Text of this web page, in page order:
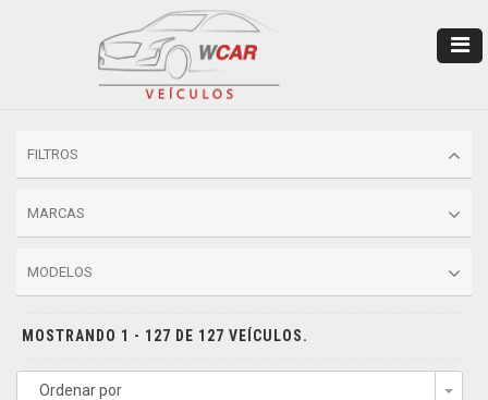
FILTROS
MARCAS
MODELOS
MOSTRANDO 1 - 127 DE 127 VEÍCULOS.
Ordenar por